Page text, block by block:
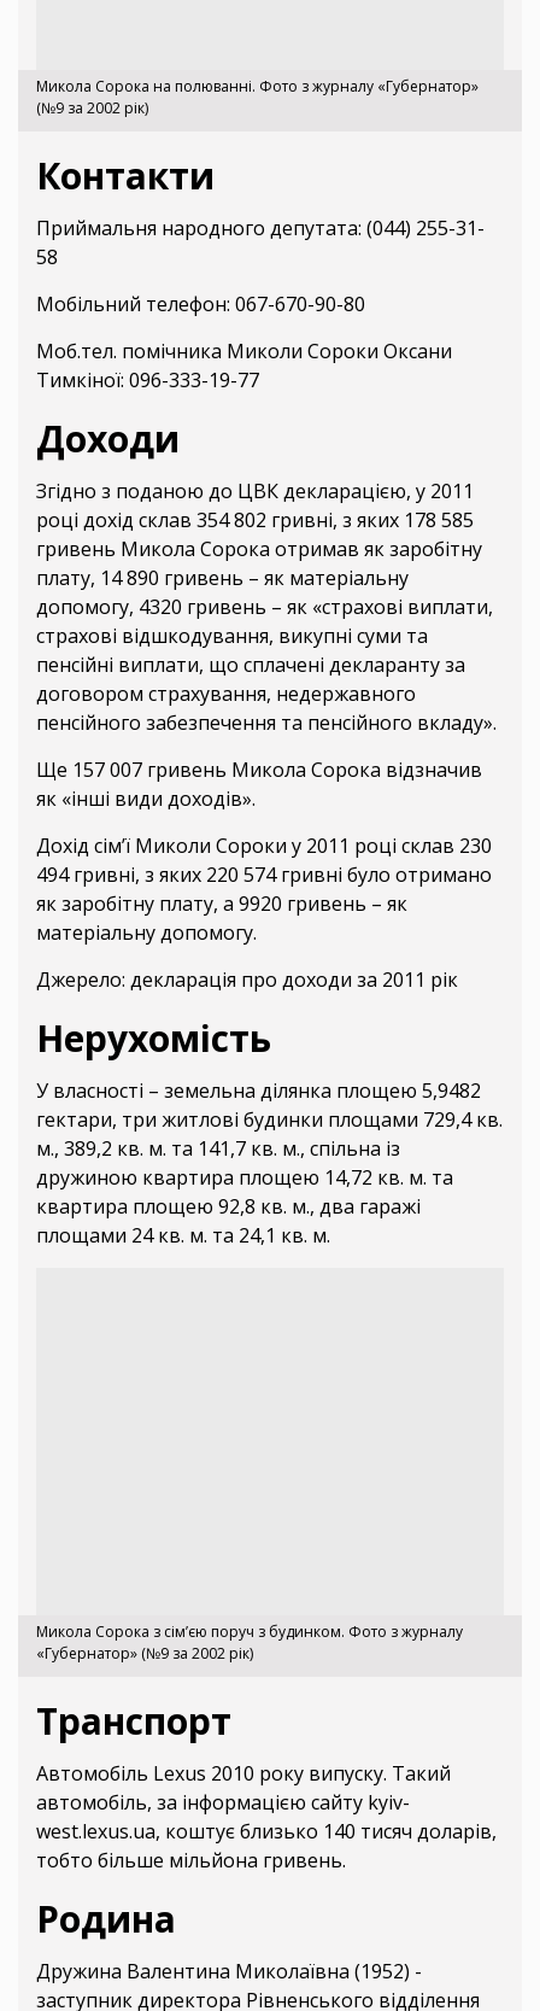
Микола Сорока на полюванні. Фото з журналу «Губернатор»
(№9 за 2002 рік)
Контакти
Приймальня народного депутата: (044) 255-31-
58
Мобільний телефон: 067-670-90-80
Моб.тел. помічника Миколи Сороки Оксани
Тимкіної: 096-333-19-77
Доходи
Згідно з поданою до ЦВК декларацією, у 2011
році дохід склав 354 802 гривні, з яких 178 585
гривень Микола Сорока отримав як заробітну
плату, 14 890 гривень – як матеріальну
допомогу, 4320 гривень – як «страхові виплати,
страхові відшкодування, викупні суми та
пенсійні виплати, що сплачені декларанту за
договором страхування, недержавного
пенсійного забезпечення та пенсійного вкладу».
Ще 157 007 гривень Микола Сорока відзначив
як «інші види доходів».
Дохід сім’ї Миколи Сороки у 2011 році склав 230
494 гривні, з яких 220 574 гривні було отримано
як заробітну плату, а 9920 гривень – як
матеріальну допомогу.
Джерело: декларація про доходи за 2011 рік
Нерухомість
У власності – земельна ділянка площею 5,9482
гектари, три житлові будинки площами 729,4 кв.
м., 389,2 кв. м. та 141,7 кв. м., спільна із
дружиною квартира площею 14,72 кв. м. та
квартира площею 92,8 кв. м., два гаражі
площами 24 кв. м. та 24,1 кв. м.
Микола Сорока з сім’єю поруч з будинком. Фото з журналу
«Губернатор» (№9 за 2002 рік)
Транспорт
Автомобіль Lexus 2010 року випуску. Такий
автомобіль, за інформацією сайту kyiv-
west.lexus.ua, коштує близько 140 тисяч доларів,
тобто більше мільйона гривень.
Родина
Дружина Валентина Миколаївна (1952) -
заступник директора Рівненського відділення